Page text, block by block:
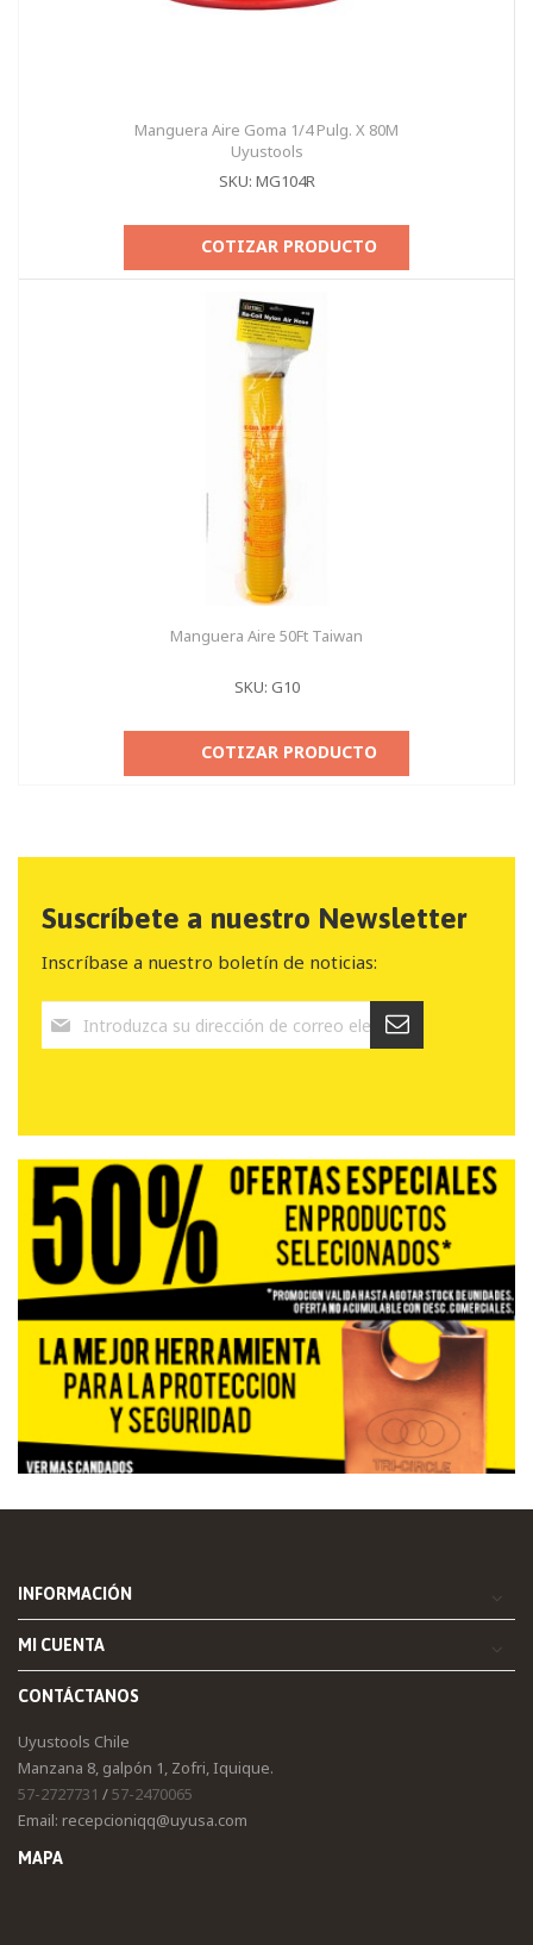
Manguera Aire Goma 1/4 Pulg. X 80M
Uyustools
SKU: MG104R
COTIZAR PRODUCTO
Manguera Aire 50Ft Taiwan
SKU: G10
COTIZAR PRODUCTO
Suscríbete a nuestro Newsletter
Inscríbase a nuestro boletín de noticias:
INFORMACIÓN
MI CUENTA
CONTÁCTANOS
Uyustools Chile
Manzana 8, galpón 1, Zofri, Iquique.
57-2727731 /57-2470065
Email: recepcioniqq@uyusa.com
MAPA